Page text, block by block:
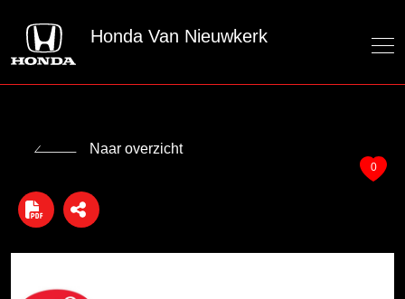
Honda Van Nieuwkerk
Naar overzicht
0